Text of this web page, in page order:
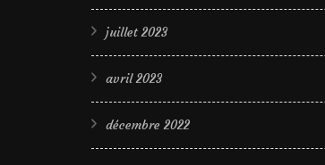
juillet 2023
avril 2023
décembre 2022